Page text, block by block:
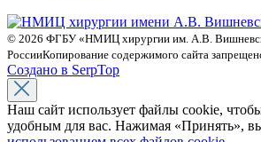
© 2026 ФГБУ «НМИЦ хирургии им. А.В.
РоссииКопирование содержимого сайта
Создано в SerpTop
Наш сайт использует файлы cookie, чтобы
удобным для вас. Нажимая «Принять»,